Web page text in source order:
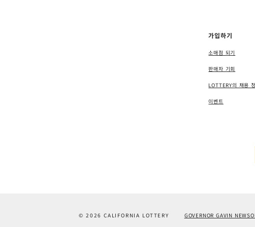
가입하기
소매점 되기
판매자 기회
LOTTERY의 채용
이벤트
© 2026 CALIFORNIA LOTTERY GOVERNOR GAVIN